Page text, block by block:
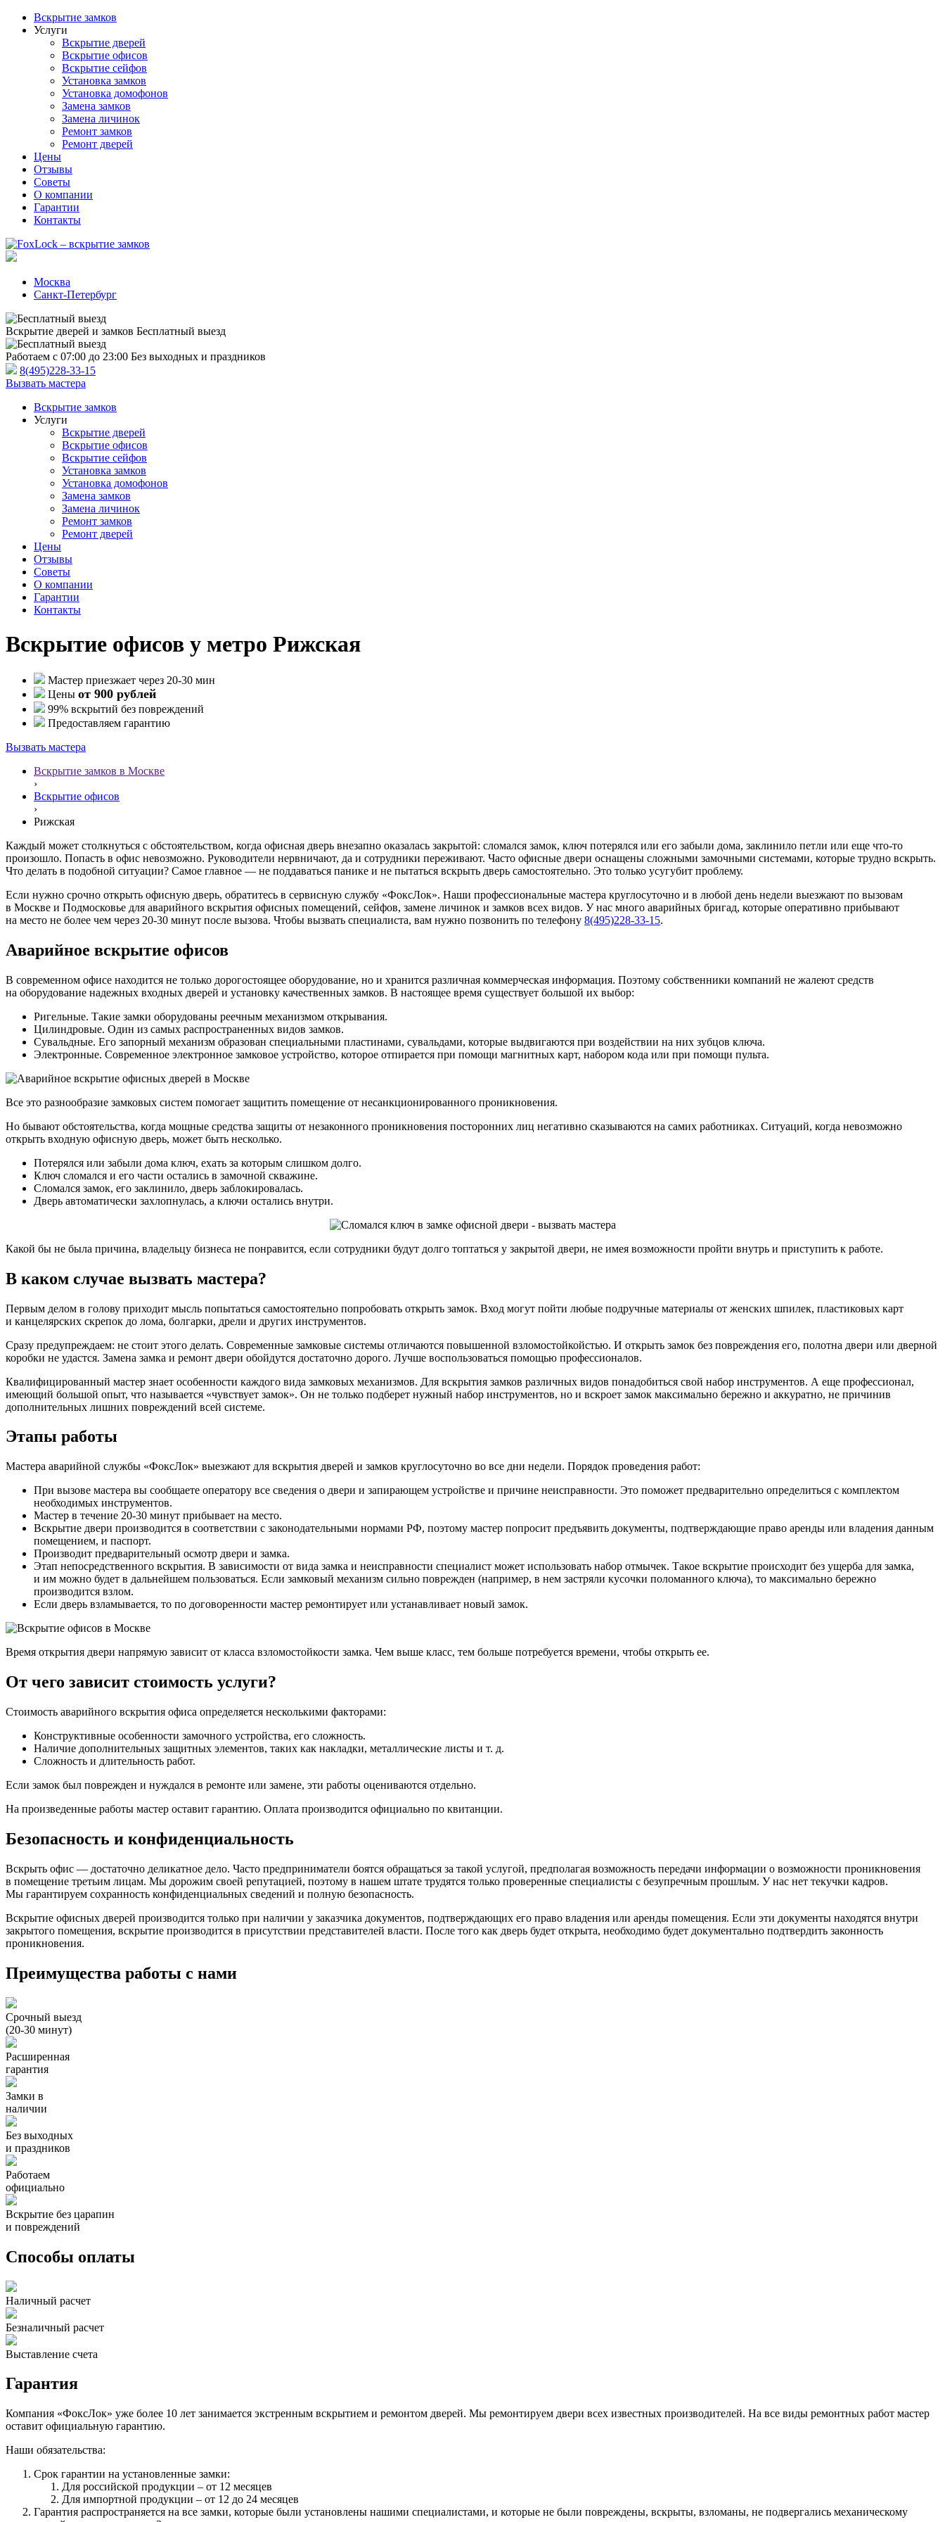
Вскрытие замков
Услуги
Вскрытие дверей
Вскрытие офисов
Вскрытие сейфов
Установка замков
Установка домофонов
Замена замков
Замена личинок
Ремонт замков
Ремонт дверей
Цены
Отзывы
Советы
О компании
Гарантии
Контакты
Москва
Санкт-Петербург
Вскрытие дверей и замков Бесплатный выезд
Работаем с 07:00 до 23:00 Без выходных и праздников
8(495)228-33-15
Вызвать мастера
Вскрытие замков
Услуги
Вскрытие дверей
Вскрытие офисов
Вскрытие сейфов
Установка замков
Установка домофонов
Замена замков
Замена личинок
Ремонт замков
Ремонт дверей
Цены
Отзывы
Советы
О компании
Гарантии
Контакты
Вскрытие офисов у метро Рижская
Мастер приезжает через 20-30 мин
Цены от 900 рублей
99% вскрытий без повреждений
Предоставляем гарантию
Вызвать мастера
Вскрытие замков в Москве
›
Вскрытие офисов
›
Рижская
Каждый может столкнуться с обстоятельством, когда офисная дверь внезапно оказалась закрытой: сломался замок, ключ потерялся или его забыли дома, заклинило петли или еще что-то
произошло. Попасть в офис невозможно. Руководители нервничают, да и сотрудники переживают. Часто офисные двери оснащены сложными замочными системами, которые трудно вскрыть.
Что делать в подобной ситуации? Самое главное — не поддаваться панике и не пытаться вскрыть дверь самостоятельно. Это только усугубит проблему.
Если нужно срочно открыть офисную дверь, обратитесь в сервисную службу «ФоксЛок». Наши профессиональные мастера круглосуточно и в любой день недели выезжают по вызовам
в Москве и Подмосковье для аварийного вскрытия офисных помещений, сейфов, замене личинок и замков всех видов. У нас много аварийных бригад, которые оперативно прибывают
на место не более чем через 20-30 минут после вызова. Чтобы вызвать специалиста, вам нужно позвонить по телефону 8(495)228-33-15.
Аварийное вскрытие офисов
В современном офисе находится не только дорогостоящее оборудование, но и хранится различная коммерческая информация. Поэтому собственники компаний не жалеют средств
на оборудование надежных входных дверей и установку качественных замков. В настоящее время существует большой их выбор:
Ригельные. Такие замки оборудованы реечным механизмом открывания.
Цилиндровые. Один из самых распространенных видов замков.
Сувальдные. Его запорный механизм образован специальными пластинами, сувальдами, которые выдвигаются при воздействии на них зубцов ключа.
Электронные. Современное электронное замковое устройство, которое отпирается при помощи магнитных карт, набором кода или при помощи пульта.
Все это разнообразие замковых систем помогает защитить помещение от несанкционированного проникновения.
Но бывают обстоятельства, когда мощные средства защиты от незаконного проникновения посторонних лиц негативно сказываются на самих работниках. Ситуаций, когда невозможно
открыть входную офисную дверь, может быть несколько.
Потерялся или забыли дома ключ, ехать за которым слишком долго.
Ключ сломался и его части остались в замочной скважине.
Сломался замок, его заклинило, дверь заблокировалась.
Дверь автоматически захлопнулась, а ключи остались внутри.
Какой бы не была причина, владельцу бизнеса не понравится, если сотрудники будут долго топтаться у закрытой двери, не имея возможности пройти внутрь и приступить к работе.
В каком случае вызвать мастера?
Первым делом в голову приходит мысль попытаться самостоятельно попробовать открыть замок. Вход могут пойти любые подручные материалы от женских шпилек, пластиковых карт
и канцелярских скрепок до лома, болгарки, дрели и других инструментов.
Сразу предупреждаем: не стоит этого делать. Современные замковые системы отличаются повышенной взломостойкойстью. И открыть замок без повреждения его, полотна двери или дверной
коробки не удастся. Замена замка и ремонт двери обойдутся достаточно дорого. Лучше воспользоваться помощью профессионалов.
Квалифицированный мастер знает особенности каждого вида замковых механизмов. Для вскрытия замков различных видов понадобиться свой набор инструментов. А еще профессионал,
имеющий большой опыт, что называется «чувствует замок». Он не только подберет нужный набор инструментов, но и вскроет замок максимально бережно и аккуратно, не причинив
дополнительных лишних повреждений всей системе.
Этапы работы
Мастера аварийной службы «ФоксЛок» выезжают для вскрытия дверей и замков круглосуточно во все дни недели. Порядок проведения работ:
При вызове мастера вы сообщаете оператору все сведения о двери и запирающем устройстве и причине неисправности. Это поможет предварительно определиться с комплектом
необходимых инструментов.
Мастер в течение 20-30 минут прибывает на место.
Вскрытие двери производится в соответствии с законодательными нормами РФ, поэтому мастер попросит предъявить документы, подтверждающие право аренды или владения данным
помещением, и паспорт.
Производит предварительный осмотр двери и замка.
Этап непосредственного вскрытия. В зависимости от вида замка и неисправности специалист может использовать набор отмычек. Такое вскрытие происходит без ущерба для замка,
и им можно будет в дальнейшем пользоваться. Если замковый механизм сильно поврежден (например, в нем застряли кусочки поломанного ключа), то максимально бережно
производится взлом.
Если дверь взламывается, то по договоренности мастер ремонтирует или устанавливает новый замок.
Время открытия двери напрямую зависит от класса взломостойкости замка. Чем выше класс, тем больше потребуется времени, чтобы открыть ее.
От чего зависит стоимость услуги?
Стоимость аварийного вскрытия офиса определяется несколькими факторами:
Конструктивные особенности замочного устройства, его сложность.
Наличие дополнительных защитных элементов, таких как накладки, металлические листы и т. д.
Сложность и длительность работ.
Если замок был поврежден и нуждался в ремонте или замене, эти работы оцениваются отдельно.
На произведенные работы мастер оставит гарантию. Оплата производится официально по квитанции.
Безопасность и конфиденциальность
Вскрыть офис — достаточно деликатное дело. Часто предприниматели боятся обращаться за такой услугой, предполагая возможность передачи информации о возможности проникновения
в помещение третьим лицам. Мы дорожим своей репутацией, поэтому в нашем штате трудятся только проверенные специалисты с безупречным прошлым. У нас нет текучки кадров.
Мы гарантируем сохранность конфиденциальных сведений и полную безопасность.
Вскрытие офисных дверей производится только при наличии у заказчика документов, подтверждающих его право владения или аренды помещения. Если эти документы находятся внутри
закрытого помещения, вскрытие производится в присутствии представителей власти. После того как дверь будет открыта, необходимо будет документально подтвердить законность
проникновения.
Преимущества работы с нами
Срочный выезд
(20-30 минут)
Расширенная
гарантия
Замки в
наличии
Без выходных
и праздников
Работаем
официально
Вскрытие без царапин
и повреждений
Способы оплаты
Наличный расчет
Безналичный расчет
Выставление счета
Гарантия
Компания «ФоксЛок» уже более 10 лет занимается экстренным вскрытием и ремонтом дверей. Мы ремонтируем двери всех известных производителей. На все виды ремонтных работ мастер
оставит официальную гарантию.
Наши обязательства:
Срок гарантии на установленные замки:
Для российской продукции – от 12 месяцев
Для импортной продукции – от 12 до 24 месяцев
Гарантия распространяется на все замки, которые были установлены нашими специалистами, и которые не были повреждены, вскрыты, взломаны, не подвергались механическому